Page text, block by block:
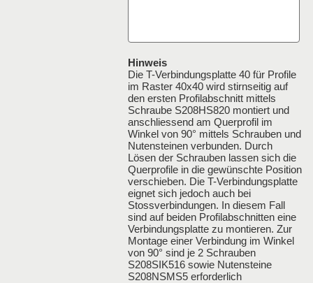
Hinweis
Die T-Verbindungsplatte 40 für Profile
im Raster 40x40 wird stirnseitig auf
den ersten Profilabschnitt mittels
Schraube S208HS820 montiert und
anschliessend am Querprofil im
Winkel von 90° mittels Schrauben und
Nutensteinen verbunden. Durch
Lösen der Schrauben lassen sich die
Querprofile in die gewünschte Position
verschieben. Die T-Verbindungsplatte
eignet sich jedoch auch bei
Stossverbindungen. In diesem Fall
sind auf beiden Profilabschnitten eine
Verbindungsplatte zu montieren. Zur
Montage einer Verbindung im Winkel
von 90° sind je 2 Schrauben
S208SIK516 sowie Nutensteine
S208NSMS5 erforderlich